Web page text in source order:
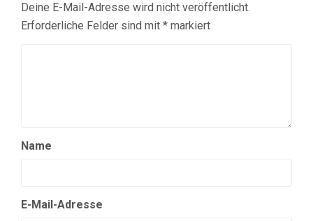
Deine E-Mail-Adresse wird nicht veröffentlicht.
Erforderliche Felder sind mit * markiert
Name
E-Mail-Adresse